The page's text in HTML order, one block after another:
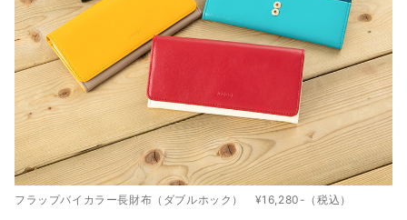
フラップバイカラー長財布（ダブルホック） ¥16,280-（税込）